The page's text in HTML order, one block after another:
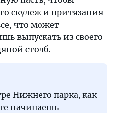
скулеж и притязания
что может
выпускать из своего
столб.
Нижнего парка, как
начинаешь